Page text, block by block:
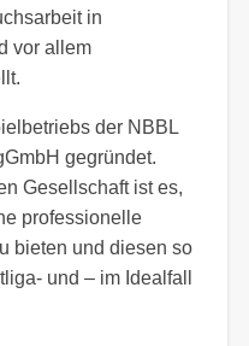
in
vor allem
der NBBL
gegründet.
Gesellschaft ist es,
professionelle
bieten und diesen so
und – im Idealfall